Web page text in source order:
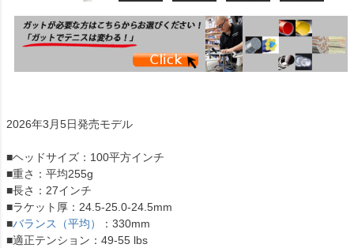
2026年3月5日発売モデル
■ヘッドサイズ：100平方インチ
■重さ：平均255g
■長さ：27インチ
■ラケット厚：24.5-25.0-24.5mm
■バランス（平均）
：330mm
■適正テンション：49-55 lbs